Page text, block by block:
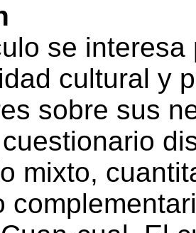
se
cultural y
sobre sus
mixto,